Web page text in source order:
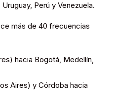
Perú y Venezuela.
más de 40 frecuencias
hacia Bogotá, Medellín,
Aires) y Córdoba hacia